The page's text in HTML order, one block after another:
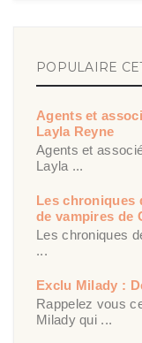
POPULAIRE
Agents et
Layla Reyne
Agents et
Layla ...
Les chroniques
de vampires de
Les chroniques
...
Exclu Milady :
Rappelez vous
Milady qui ...